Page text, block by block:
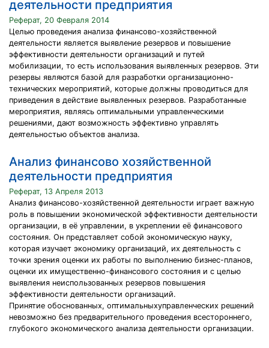
деятельности предприятия
Реферат, 20 Февраля 2014
Целью проведения анализа финансово-хозяйственной
деятельности является выявление резервов и повышение
эффективности деятельности организаций и путей
мобилизации, то есть использования выявленных резервов. Эти
резервы являются базой для разработки организационно-
технических мероприятий, которые должны проводиться для
приведения в действие выявленных резервов. Разработанные
мероприятия, являясь оптимальными управленческими
решениями, дают возможность эффективно управлять
деятельностью объектов анализа.
Анализ финансово хозяйственной
деятельности предприятия
Реферат, 13 Апреля 2013
Анализ финансово-хозяйственной деятельности играет важную
роль в повышении экономической эффективности деятельности
организации, в её управлении, в укреплении её финансового
состояния. Он представляет собой экономическую науку,
которая изучает экономику организаций, их деятельность с
точки зрения оценки их работы по выполнению бизнес-планов,
оценки их имущественно-финансового состояния и с целью
выявления неиспользованных резервов повышения
эффективности деятельности организаций.
Принятие обоснованных, оптимальныхуправленческих решений
невозможно без предварительного проведения всестороннего,
глубокого экономического анализа деятельности организации.